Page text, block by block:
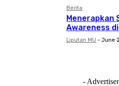
Berita
Menerapkan
Awareness
Liputan MU - June
-